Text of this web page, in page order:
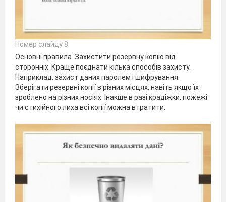
Номер слайду 8
Основні правила. Захистити резервну копію від
сторонніх. Краще поєднати кілька способів захисту.
Наприклад, захист даних паролем і шифрування.
Зберігати резервні копії в різних місцях, навіть якщо їх
зроблено на різних носіях. Інакше в разі крадіжки, пожежі
чи стихійного лиха всі копії можна втратити.